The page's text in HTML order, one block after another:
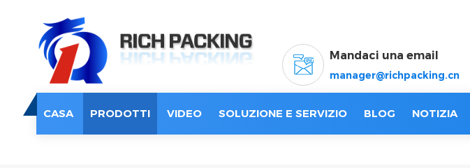
Mandaci una email
manager@richpacking.cn
CASA PRODOTTI VIDEO SOLUZIONE E SERVIZIO BLOG NOTIZIA